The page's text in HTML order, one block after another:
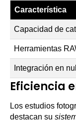
Característica
Capacidad de
Herramientas
Integración en
Eficiencia
Los estudios
destacan su